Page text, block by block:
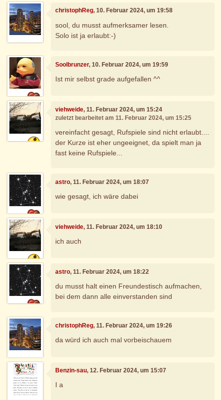
christophReg, 10. Februar 2024, um 19:58
sool, du musst aufmerksamer lesen.
Solo ist ja erlaubt:-)
Soolbrunzer, 10. Februar 2024, um 19:59
Ist mir selbst grade aufgefallen ^^
viehweide, 11. Februar 2024, um 15:24
zuletzt bearbeitet am 11. Februar 2024, um 15:25
vereinfacht gesagt, Rufspiele sind nicht erlaubt....
der Kurze ist eher ungeeignet, da spielt man ja
fast keine Rufspiele...
astro, 11. Februar 2024, um 18:07
wie gesagt, ich wäre dabei
viehweide, 11. Februar 2024, um 18:10
ich auch
astro, 11. Februar 2024, um 18:22
du musst halt einen Freundestisch aufmachen,
bei dem dann alle einverstanden sind
christophReg, 11. Februar 2024, um 19:26
da würd ich auch mal vorbeischauem
Benzin-sau, 12. Februar 2024, um 15:07
I a